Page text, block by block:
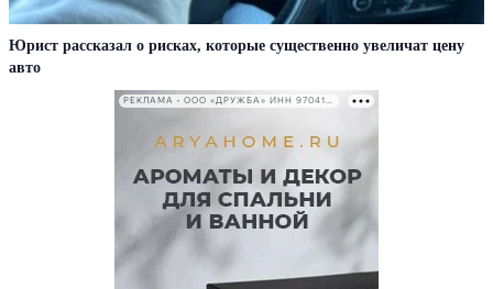
Юрист рассказал о рисках, которые существенно увеличат цену
авто
РЕКЛАМА • ООО «ДРУЖБА» ИНН 9704146411